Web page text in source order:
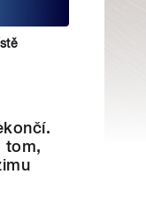
tom,